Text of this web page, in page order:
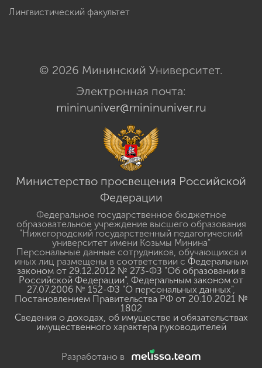
Лингвистический факультет
© 2026 Мининский Университет.
Электронная почта:
mininuniver@mininuniver.ru
Министерство просвещения Российской
Федерации
Федеральное государственное бюджетное
образовательное учреждение высшего образования
"Нижегородский государственный педагогический
университет имени Козьмы Минина"
Персональные данные сотрудников, обучающихся и
иных лиц размещены в соответствии с Федеральным
законом от 29.12.2012 № 273-ФЗ "Об образовании в
Российской Федерации", Федеральным законом от
27.07.2006 № 152-ФЗ "О персональных данных",
Постановлением Правительства РФ от 20.10.2021 №
1802
Сведения о доходах, об имуществе и обязательствах
имущественного характера руководителей
Разработано в